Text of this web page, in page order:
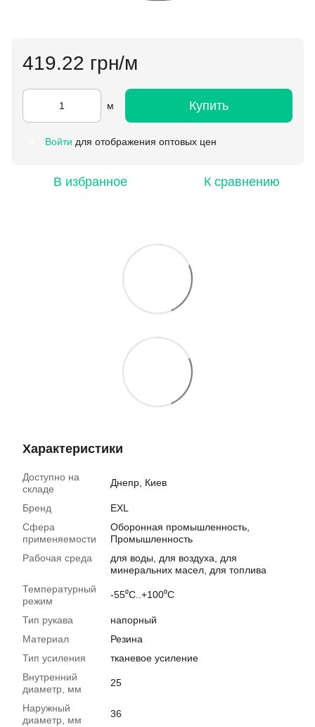
419.22 грн/м
м Купить
Войти для отображения оптовых цен
В избранное К сравнению
Характеристики
Доступно на
складе
Днепр, Киев
Бренд
EXL
Сфера
применяемости
Оборонная промышленность,
Промышленность
Рабочая среда
для воды, для воздуха, для
минеральних масел, для топлива
Температурный
режим
-55⁰С..+100⁰С
Тип рукава
напорный
Материал
Резина
Тип усиления
тканевое усиление
Внутренний
диаметр, мм
25
Наружный
диаметр, мм
36